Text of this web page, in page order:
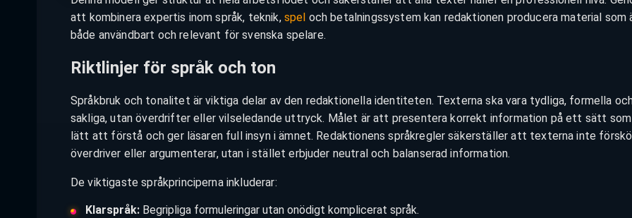
att kombinera expertis inom språk, teknik, spel och betalningssystem kan redaktionen producera material som
både användbart och relevant för svenska spelare.
Riktlinjer för språk och ton
Språkbruk och tonalitet är viktiga delar av den redaktionella identiteten. Texterna ska vara tydliga, formella
sakliga, utan överdrifter eller vilseledande uttryck. Målet är att presentera korrekt information på ett sätt
lätt att förstå och ger läsaren full insyn i ämnet. Redaktionens språkregler säkerställer att texterna inte
överdriver eller argumenterar, utan i stället erbjuder neutral och balanserad information.
De viktigaste språkprinciperna inkluderar:
Klarspråk:Begripliga formuleringar utan onödigt komplicerat språk.